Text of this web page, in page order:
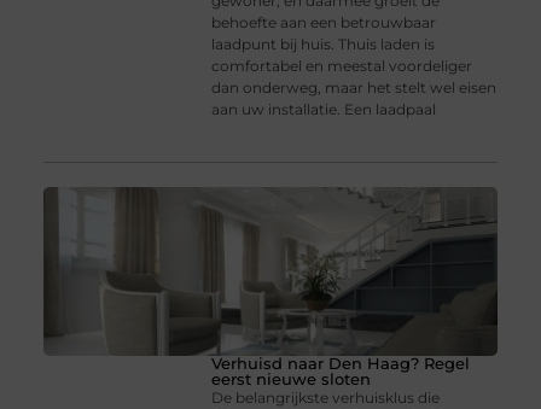
behoefte aan een betrouwbaar
laadpunt bij huis. Thuis laden is
comfortabel en meestal voordeliger
dan onderweg, maar het stelt wel eisen
aan uw installatie. Een laadpaal
Verhuisd naar Den Haag? Regel
eerst nieuwe sloten
De belangrijkste verhuisklus die